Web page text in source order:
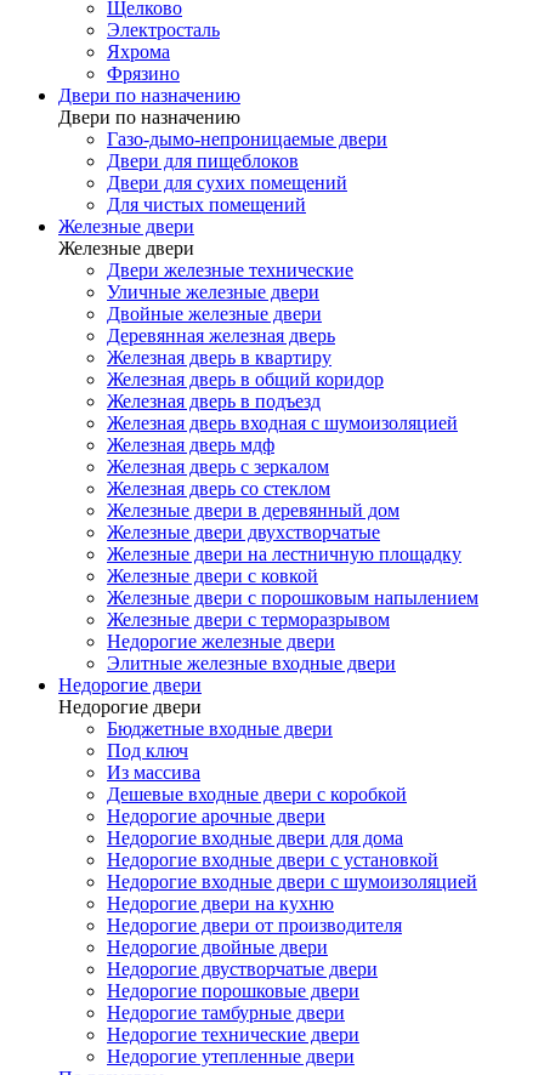
Щелково
Электросталь
Яхрома
Фрязино
Двери по назначению
Двери по назначению
Газо-дымо-непроницаемые двери
Двери для пищеблоков
Двери для сухих помещений
Для чистых помещений
Железные двери
Железные двери
Двери железные технические
Уличные железные двери
Двойные железные двери
Деревянная железная дверь
Железная дверь в квартиру
Железная дверь в общий коридор
Железная дверь в подъезд
Железная дверь входная с шумоизоляцией
Железная дверь мдф
Железная дверь с зеркалом
Железная дверь со стеклом
Железные двери в деревянный дом
Железные двери двухстворчатые
Железные двери на лестничную площадку
Железные двери с ковкой
Железные двери с порошковым напылением
Железные двери с терморазрывом
Недорогие железные двери
Элитные железные входные двери
Недорогие двери
Недорогие двери
Бюджетные входные двери
Под ключ
Из массива
Дешевые входные двери с коробкой
Недорогие арочные двери
Недорогие входные двери для дома
Недорогие входные двери с установкой
Недорогие входные двери с шумоизоляцией
Недорогие двери на кухню
Недорогие двери от производителя
Недорогие двойные двери
Недорогие двустворчатые двери
Недорогие порошковые двери
Недорогие тамбурные двери
Недорогие технические двери
Недорогие утепленные двери